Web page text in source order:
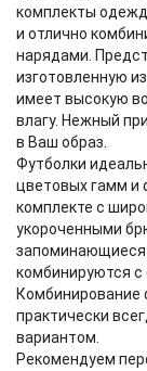
комплекты
и отлично
нарядами.
изготовленную
имеет высокую
влагу. Нежный
в Ваш образ.
Футболки
цветовых гамм и
комплекте с
укороченными
запоминающиеся
комбинируются с
Комбинирование
практически
вариантом.
Рекомендуем